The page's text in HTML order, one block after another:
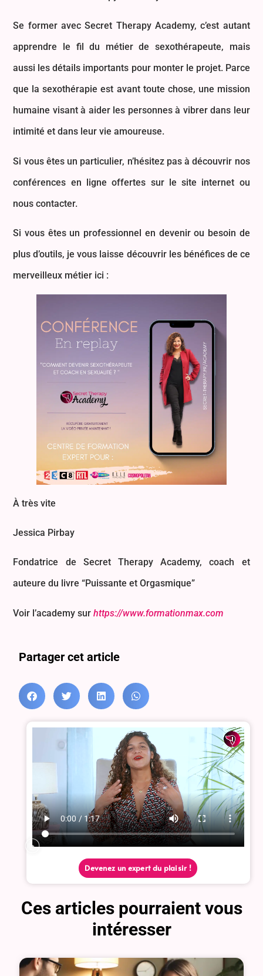
Se former avec Secret Therapy Academy, c’est autant
apprendre le fil du métier de sexothérapeute, mais
aussi les détails importants pour monter le projet. Parce
que la sexothérapie est avant toute chose, une mission
humaine visant à aider les personnes à vibrer dans leur
intimité et dans leur vie amoureuse.
Si vous êtes un particulier, n’hésitez pas à découvrir nos
conférences en ligne offertes sur le site internet ou
nous contacter.
Si vous êtes un professionnel en devenir ou besoin de
plus d’outils, je vous laisse découvrir les bénéfices de ce
merveilleux métier ici :
À très vite
Jessica Pirbay
Fondatrice de Secret Therapy Academy, coach et
auteure du livre “Puissante et Orgasmique”
Voir l’academy surhttps://www.formationmax.com
Partager cet article
Devenez un expert du plaisir !
Ces articles pourraient vous
intéresser